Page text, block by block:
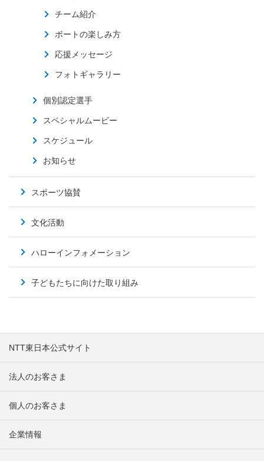
チーム紹介
ボートの楽しみ方
応援メッセージ
フォトギャラリー
個別認定選手
スペシャルムービー
スケジュール
お知らせ
スポーツ協賛
文化活動
ハローインフォメーション
子どもたちに向けた取り組み
NTT東日本公式サイト
法人のお客さま
個人のお客さま
企業情報